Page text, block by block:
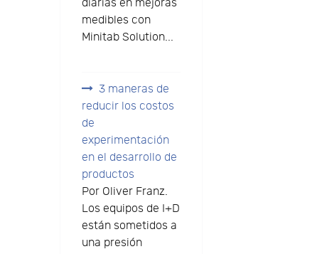
diarias en mejoras
medibles con
Minitab Solution...
3 maneras de
reducir los costos
de
experimentación
en el desarrollo de
productos
Por Oliver Franz.
Los equipos de I+D
están sometidos a
una presión